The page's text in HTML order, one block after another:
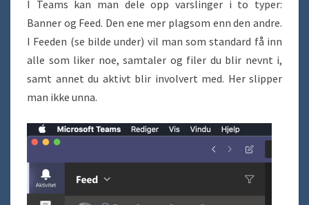
I Teams kan man dele opp varslinger i to typer:
Banner og Feed. Den ene mer plagsom enn den andre.
I Feeden (se bilde under) vil man som standard få inn
alle som liker noe, samtaler og filer du blir nevnt i,
samt annet du aktivt blir involvert med. Her slipper
man ikke unna.